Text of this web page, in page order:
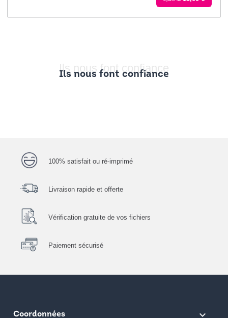
Ils nous font confiance
Ils nous font confiance
100% satisfait ou ré-imprimé
Livraison rapide et offerte
Vérification gratuite de vos fichiers
Paiement sécurisé
Coordonnées keyboard_arrow_down